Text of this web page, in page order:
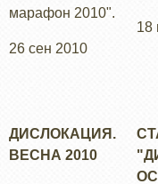
марафон 2010".
26 сен 2010
18
ДИСЛОКАЦИЯ.
ВЕСНА 2010